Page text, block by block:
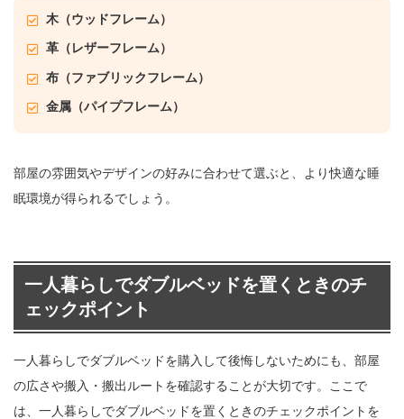
木（ウッドフレーム）
革（レザーフレーム）
布（ファブリックフレーム）
金属（パイプフレーム）
部屋の雰囲気やデザインの好みに合わせて選ぶと、より快適な睡
眠環境が得られるでしょう。
一人暮らしでダブルベッドを置くときのチ
ェックポイント
一人暮らしでダブルベッドを購入して後悔しないためにも、部屋
の広さや搬入・搬出ルートを確認することが大切です。ここで
は、一人暮らしでダブルベッドを置くときのチェックポイントを